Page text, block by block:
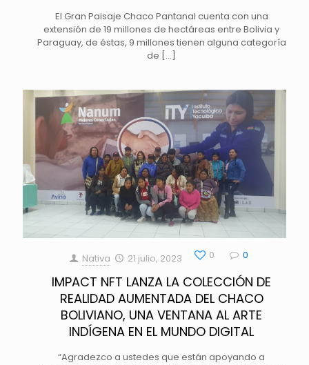
El Gran Paisaje Chaco Pantanal cuenta con una
extensión de 19 millones de hectáreas entre Bolivia y
Paraguay, de éstas, 9 millones tienen alguna categoría
de […]
Nativa 21 julio, 2023 0 0
IMPACT NFT LANZA LA COLECCIÓN DE
REALIDAD AUMENTADA DEL CHACO
BOLIVIANO, UNA VENTANA AL ARTE
INDÍGENA EN EL MUNDO DIGITAL
“Agradezco a ustedes que están apoyando a